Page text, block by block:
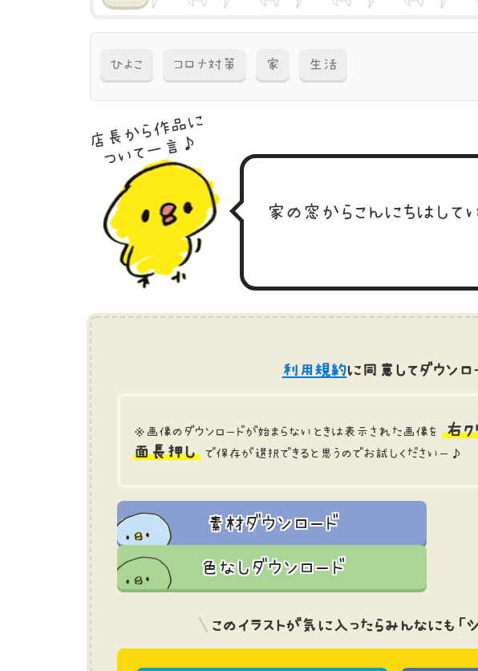
ひよこ コロナ対策 家 生活
店長から作品に
ついて一言♪
家の窓からこんにちはしてい
利用規約に同意してダウンロ
※画像のダウンロードが始まらないときは表示された画像を 右ク
面長押し
で保存が選択できると思うのでお試しくださいー♪
素材ダウンロード
色なしダウンロード
このイラストが気に入ったらみんなにも「